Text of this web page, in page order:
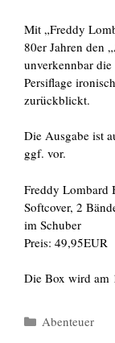
Mit „Freddy
80er Jahren den
unverkennbar
Persiflage
zurückblickt.
Die Ausgabe ist
ggf. vor.
Freddy Lombard
Softcover, 2
im Schuber
Preis: 49,95EUR
Die Box wird am
Kategorien
Abenteuer